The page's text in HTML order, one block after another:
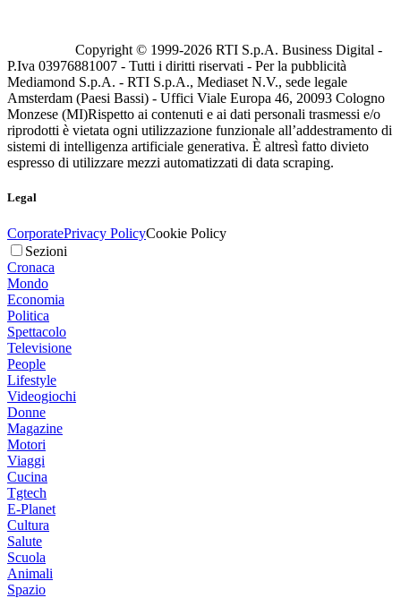
Copyright © 1999-2026 RTI S.p.A. Business Digital -
P.Iva 03976881007 - Tutti i diritti riservati - Per la pubblicità
Mediamond S.p.A. - RTI S.p.A., Mediaset N.V., sede legale
Amsterdam (Paesi Bassi) - Uffici Viale Europa 46, 20093 Cologno
Monzese (MI)Rispetto ai contenuti e ai dati personali trasmessi e/o
riprodotti è vietata ogni utilizzazione funzionale all’addestramento di
sistemi di intelligenza artificiale generativa. È altresì fatto divieto
espresso di utilizzare mezzi automatizzati di data scraping.
Legal
CorporatePrivacy PolicyCookie Policy
Sezioni
Cronaca
Mondo
Economia
Politica
Spettacolo
Televisione
People
Lifestyle
Videogiochi
Donne
Magazine
Motori
Viaggi
Cucina
Tgtech
E-Planet
Cultura
Salute
Scuola
Animali
Spazio